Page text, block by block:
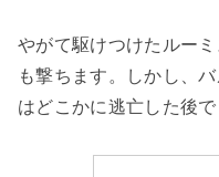
やがて駆けつけたルー
も撃ちます。しかし、
はどこかに逃亡した後